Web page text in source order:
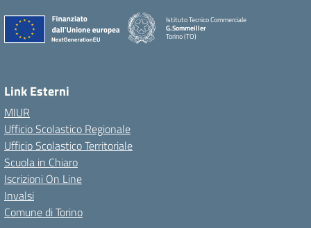
Istituto Tecnico Commerciale
G.Sommeiller
Torino (TO)
Link Esterni
MIUR
Ufficio Scolastico Regionale
Ufficio Scolastico Territoriale
Scuola in Chiaro
Iscrizioni On Line
Invalsi
Comune di Torino